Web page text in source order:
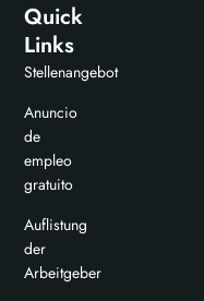
Quick
Links
Stellenangebot
Anuncio
de
empleo
gratuito
Auflistung
der
Arbeitgeber